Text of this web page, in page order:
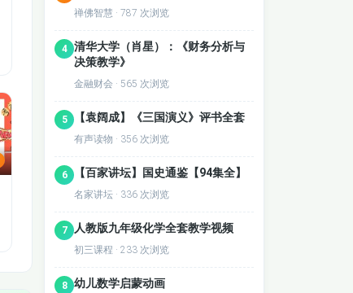
禅佛智慧 · 787 次浏览
4
清华大学（肖星）：《财务分析与
决策教学》
金融财会 · 565 次浏览
5 【袁阔成】《三国演义》评书全套
有声读物 · 356 次浏览
6 【百家讲坛】国史通鉴【94集全】
名家讲坛 · 336 次浏览
7 人教版九年级化学全套教学视频
初三课程 · 233 次浏览
8 幼儿数学启蒙动画